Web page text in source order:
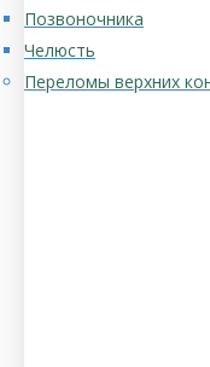
Позвоночника
Челюсть
Переломы верхних